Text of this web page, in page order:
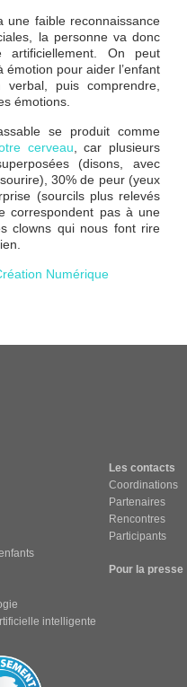
faible reconnaissance
la personne va donc
artificiellement. On peut
pour aider l’enfant
puis comprendre,
émotions.
se produit comme
cerveau , car plusieurs
(disons, avec
30% de peur (yeux
(sourcils plus relevés
correspondent pas à une
clowns qui nous font rire
Numérique
intelligente
Les contacts
Coordinations
Partenaires
Rencontres
Participants
Pour la presse